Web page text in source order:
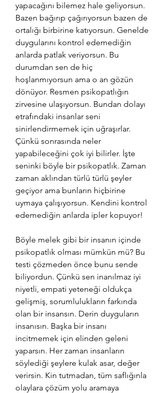
yapacağını bilemez hale geliyorsun.
Bazen bağırıp çağırıyorsun bazen de
ortalığı birbirine katıyorsun. Genelde
duygularını kontrol edemediğin
anlarda patlak veriyorsun. Bu
durumdan sen de hiç
hoşlanmıyorsun ama o an gözün
dönüyor. Resmen psikopatlığın
zirvesine ulaşıyorsun. Bundan dolayı
etrafındaki insanlar seni
sinirlendirmemek için uğraşırlar.
Çünkü sonrasında neler
yapabileceğini çok iyi bilirler. İşte
seninki böyle bir psikopatlık. Zaman
zaman aklından türlü türlü şeyler
geçiyor ama bunların hiçbirine
uymaya çalışıyorsun. Kendini kontrol
edemediğin anlarda ipler kopuyor!
Böyle melek gibi bir insanın içinde
psikopatlık olması mümkün mü? Bu
testi çözmeden önce bunu sende
biliyordun. Çünkü sen inanılmaz iyi
niyetli, empati yeteneği oldukça
gelişmiş, sorumlulukların farkında
olan bir insansın. Derin duyguların
insanısın. Başka bir insanı
incitmemek için elinden geleni
yaparsın. Her zaman insanların
söylediği şeylere kulak asar, değer
verirsin. Kin tutmadan, tüm saflığınla
olaylara çözüm yolu aramaya